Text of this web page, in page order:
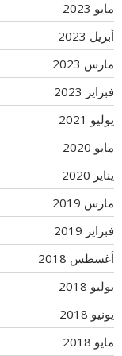
مايو 2023
أبريل 2023
مارس 2023
فبراير 2023
يوليو 2021
مايو 2020
يناير 2020
مارس 2019
فبراير 2019
أغسطس 2018
يوليو 2018
يونيو 2018
مايو 2018